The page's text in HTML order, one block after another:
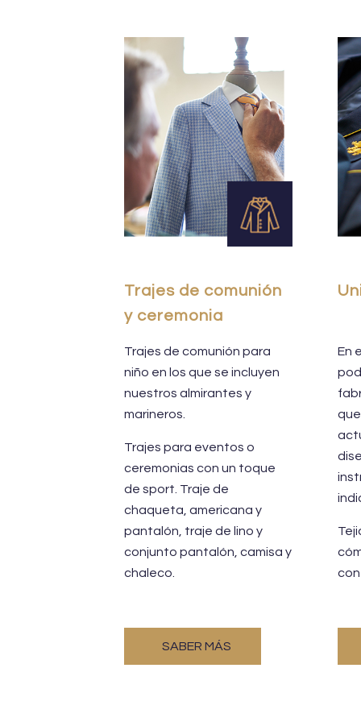
Trajes de comunión
y ceremonia
Trajes de comunión para
niño en los que se incluyen
nuestros almirantes y
marineros.
Trajes para eventos o
ceremonias con un toque
de sport. Traje de
chaqueta, americana y
pantalón, traje de lino y
conjunto pantalón, camisa y
chaleco.
SABER MÁS
En